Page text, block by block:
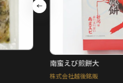
麒麟山 伝統辛口
麒麟山酒造